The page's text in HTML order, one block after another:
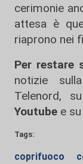
cerimonie
attesa è
riaprono nei
Per restare
notizie
Telenord, su
Youtube e su
Tags:
coprifuoco